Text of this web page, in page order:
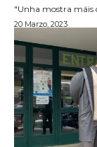
"Unha mostra máis
20 Marzo, 2023